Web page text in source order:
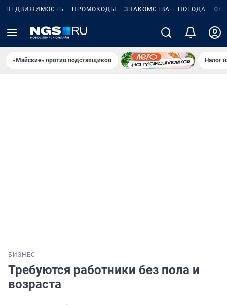
НЕДВИЖИМОСТЬ ПРОМОКОДЫ ЗНАКОМСТВА ПОГОДА
«Майские» против подставщиков Налог
БИЗНЕС
Требуются работники без пола и
возраста